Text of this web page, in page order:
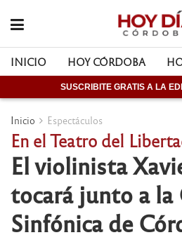
INICIO HOY CÓRDOBA
SUSCRIBITE GRATIS A LA
Inicio Espectáculos
En el Teatro del
El violinista
tocará junto a
Sinfónica de